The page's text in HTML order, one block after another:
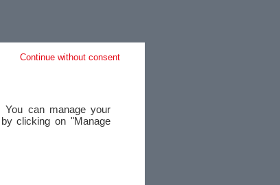
Continue without consent
You can manage your
clicking on "Manage